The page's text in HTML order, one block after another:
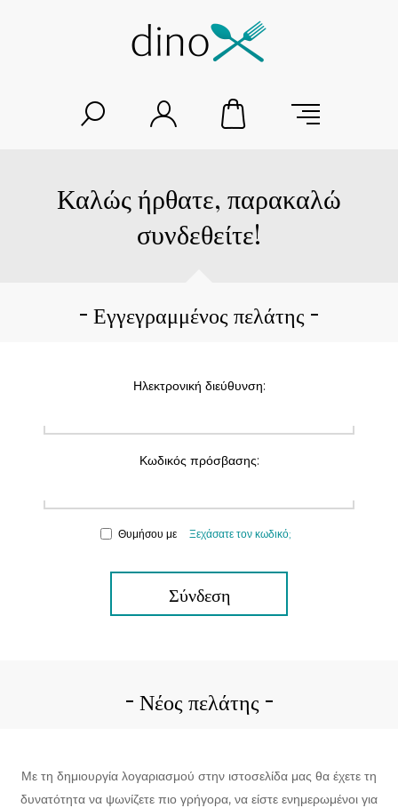
Καλώς ήρθατε, παρακαλώ
συνδεθείτε!
Εγγεγραμμένος πελάτης
Ηλεκτρονική διεύθυνση:
Κωδικός πρόσβασης:
Θυμήσου με Ξεχάσατε τον κωδικό;
Σύνδεση
Νέος πελάτης
Με τη δημιουργία λογαριασμού στην ιστοσελίδα μας θα έχετε τη
δυνατότητα να ψωνίζετε πιο γρήγορα, να είστε ενημερωμένοι για